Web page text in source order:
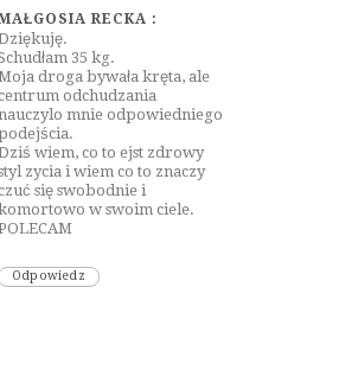
RECKA :
35 kg.
droga bywała kręta, ale
odchudzania
mnie odpowiedniego
wiem, co to ejst zdrowy
zycia i wiem co to znaczy
się swobodnie i
w swoim ciele.
Odpowiedz